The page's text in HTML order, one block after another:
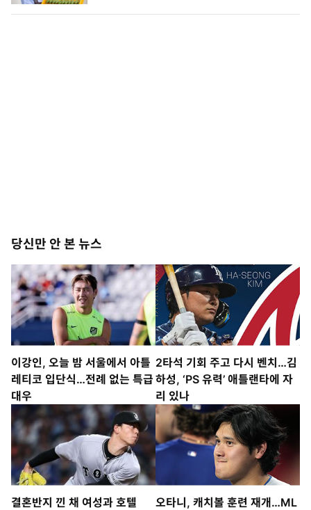
당신만 안 본 뉴스
이강인, 오늘 밤 서울에서 아틀
레티코 입단식…전례 없는 특급
대우
2타석 기회 주고 다시 벤치…김
하성, ‘PS 유력’ 애틀랜타에 자
리 있나
결혼반지 낀 채 여성과 호텔
오타니, 캐치볼 훈련 재개…ML